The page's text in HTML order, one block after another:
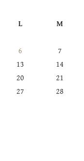
L
M
6
7
13
14
20
21
27
28